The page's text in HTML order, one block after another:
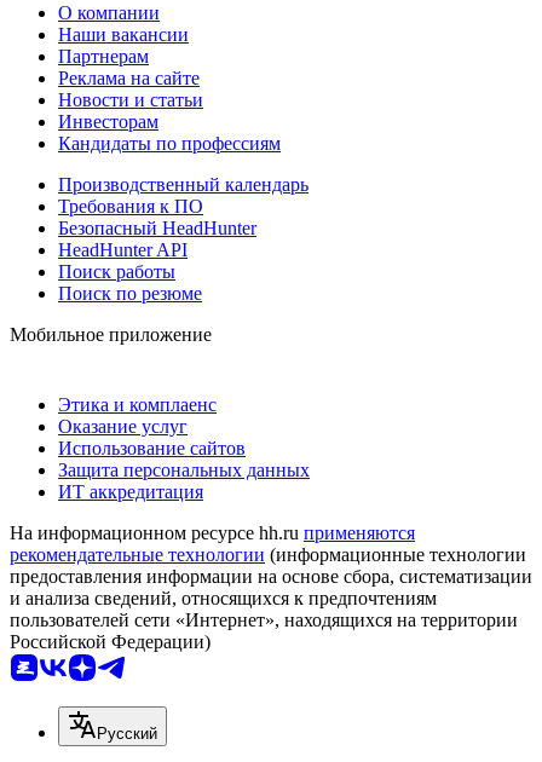
О компании
Наши вакансии
Партнерам
Реклама на сайте
Новости и статьи
Инвесторам
Кандидаты по профессиям
Производственный календарь
Требования к ПО
Безопасный HeadHunter
HeadHunter API
Поиск работы
Поиск по резюме
Мобильное приложение
Этика и комплаенс
Оказание услуг
Использование сайтов
Защита персональных данных
ИТ аккредитация
На информационном ресурсе hh.ru применяются
рекомендательные технологии (информационные технологии
предоставления информации на основе сбора, систематизации
и анализа сведений, относящихся к предпочтениям
пользователей сети «Интернет», находящихся на территории
Российской Федерации)
Русский